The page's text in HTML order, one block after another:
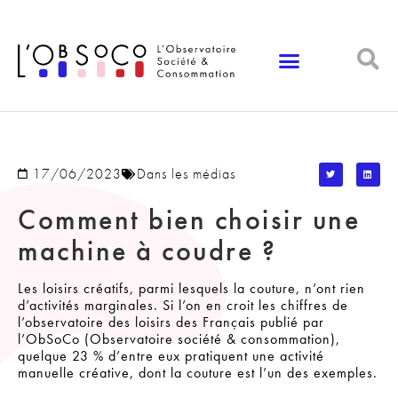
17/06/2023 Dans les médias
Comment bien choisir une
machine à coudre ?
Les loisirs créatifs, parmi lesquels la couture, n’ont rien
d’activités marginales. Si l’on en croit les chiffres de
l’observatoire des loisirs des Français publié par
l’ObSoCo (Observatoire société & consommation),
quelque 23 % d’entre eux pratiquent une activité
manuelle créative, dont la couture est l’un des exemples.